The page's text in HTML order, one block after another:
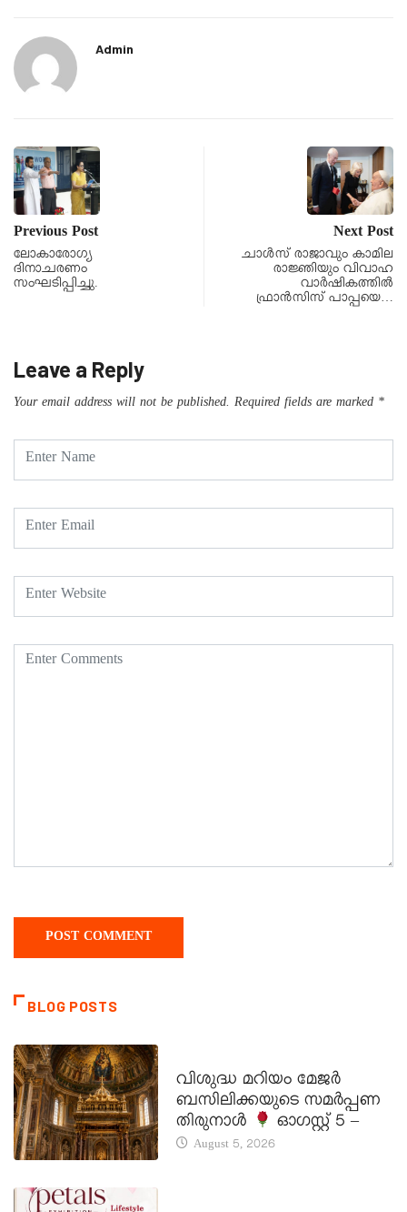
Admin
Previous Post
ലോകാരോഗ്യ
ദിനാചരണം
സംഘടിപ്പിച്ചു.
Next Post
ചാള്‍സ് രാജാവും കാമില
രാജ്ഞിയും വിവാഹ
വാര്‍ഷികത്തില്‍
ഫ്രാന്‍സിസ് പാപ്പയെ…
Leave a Reply
Your email address will not be published. Required fields are marked *
BLOG POSTS
വിശുദ്ധ മറിയം മേജർ
ബസിലിക്കയുടെ സമർപ്പണ
തിരുനാൾ
ഓഗസ്റ്റ് 5 –
August 5, 2026